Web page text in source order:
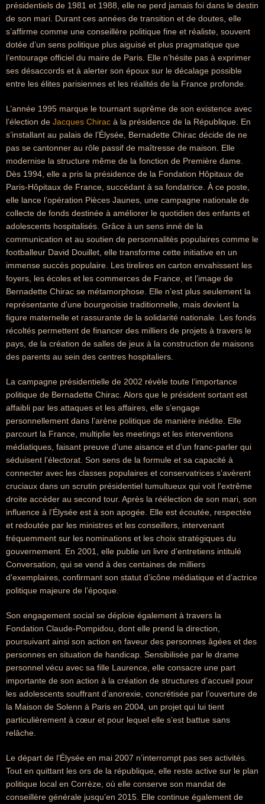
présidentiels de 1981 et 1988, elle ne perd jamais foi dans le destin
de son mari. Durant ces années de transition et de doutes, elle
s’affirme comme une conseillère politique fine et réaliste, souvent
dotée d’un sens politique plus aiguisé et plus pragmatique que
l’entourage officiel du maire de Paris. Elle n’hésite pas à exprimer
ses désaccords et à alerter son époux sur le décalage possible
entre les élites parisiennes et les réalités de la France profonde.
L’année 1995 marque le tournant suprême de son existence avec
l’élection de Jacques Chirac à la présidence de la République. En
s’installant au palais de l’Élysée, Bernadette Chirac décide de ne
pas se cantonner au rôle passif de maîtresse de maison. Elle
modernise la structure même de la fonction de Première dame.
Dès 1994, elle a pris la présidence de la Fondation Hôpitaux de
Paris-Hôpitaux de France, succédant à sa fondatrice. À ce poste,
elle lance l’opération Pièces Jaunes, une campagne nationale de
collecte de fonds destinée à améliorer le quotidien des enfants et
adolescents hospitalisés. Grâce à un sens inné de la
communication et au soutien de personnalités populaires comme le
footballeur David Douillet, elle transforme cette initiative en un
immense succès populaire. Les tirelires en carton envahissent les
foyers, les écoles et les commerces de France, et l’image de
Bernadette Chirac se métamorphose. Elle n’est plus seulement la
représentante d’une bourgeoisie traditionnelle, mais devient la
figure maternelle et rassurante de la solidarité nationale. Les fonds
récoltés permettent de financer des milliers de projets à travers le
pays, de la création de salles de jeux à la construction de maisons
des parents au sein des centres hospitaliers.
La campagne présidentielle de 2002 révèle toute l’importance
politique de Bernadette Chirac. Alors que le président sortant est
affaibli par les attaques et les affaires, elle s’engage
personnellement dans l’arène politique de manière inédite. Elle
parcourt la France, multiplie les meetings et les interventions
médiatiques, faisant preuve d’une aisance et d’un franc-parler qui
séduisent l’électorat. Son sens de la formule et sa capacité à
connecter avec les classes populaires et conservatrices s’avèrent
cruciaux dans un scrutin présidentiel tumultueux qui voit l’extrême
droite accéder au second tour. Après la réélection de son mari, son
influence à l’Élysée est à son apogée. Elle est écoutée, respectée
et redoutée par les ministres et les conseillers, intervenant
fréquemment sur les nominations et les choix stratégiques du
gouvernement. En 2001, elle publie un livre d’entretiens intitulé
Conversation, qui se vend à des centaines de milliers
d’exemplaires, confirmant son statut d’icône médiatique et d’actrice
politique majeure de l’époque.
Son engagement social se déploie également à travers la
Fondation Claude-Pompidou, dont elle prend la direction,
poursuivant ainsi son action en faveur des personnes âgées et des
personnes en situation de handicap. Sensibilisée par le drame
personnel vécu avec sa fille Laurence, elle consacre une part
importante de son action à la création de structures d’accueil pour
les adolescents souffrant d’anorexie, concrétisée par l’ouverture de
la Maison de Solenn à Paris en 2004, un projet qui lui tient
particulièrement à cœur et pour lequel elle s’est battue sans
relâche.
Le départ de l’Élysée en mai 2007 n’interrompt pas ses activités.
Tout en quittant les ors de la république, elle reste active sur le plan
politique local en Corrèze, où elle conserve son mandat de
conseillère générale jusqu’en 2015. Elle continue également de